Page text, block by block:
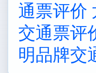
通票评价
交通票评
明品牌交